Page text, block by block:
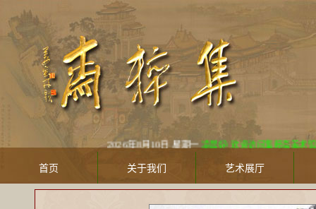
2026年8月10日 星期一 凌晨好! 欢迎访问集粹斋美术馆
首页 关于我们 艺术展厅